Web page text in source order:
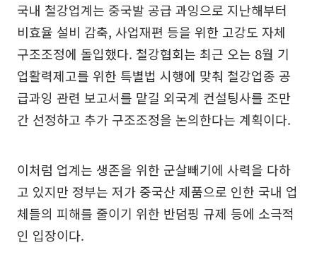
국내 철강업계는 중국발 공급 과잉으로 지난해부터
비효율 설비 감축, 사업재편 등을 위한 고강도 자체
구조조정에 돌입했다. 철강협회는 최근 오는 8월 기
업활력제고를 위한 특별법 시행에 맞춰 철강업종 공
급과잉 관련 보고서를 맡길 외국계 컨설팅사를 조만
간 선정하고 추가 구조조정을 논의한다는 계획이다.
이처럼 업계는 생존을 위한 군살빼기에 사력을 다하
고 있지만 정부는 저가 중국산 제품으로 인한 국내 업
체들의 피해를 줄이기 위한 반덤핑 규제 등에 소극적
인 입장이다.